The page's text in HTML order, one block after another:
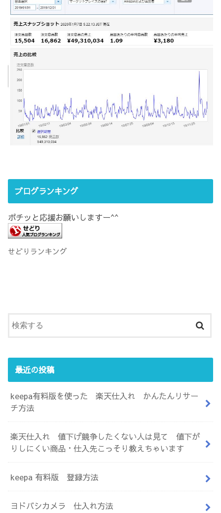
ブログランキング
ポチッと応援お願いしますー^^
せどりランキング
最近の投稿
keepa有料版を使った 楽天仕入れ かんたんリサー
チ方法
楽天仕入れ 値下げ競争したくない人は見て 値下が
りしにくい商品・仕入先こっそり教えちゃいます
keepa 有料版 登録方法
ヨドバシカメラ 仕入れ方法